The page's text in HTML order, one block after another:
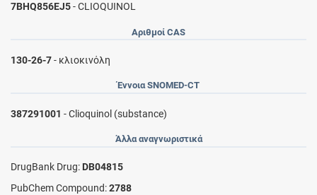
7BHQ856EJ5- CLIOQUINOL
Αριθμοί CAS
130-26-7- κλιοκινόλη
Έννοια SNOMED-CT
387291001 - Clioquinol (substance)
Άλλα αναγνωριστικά
DrugBank Drug: DB04815
PubChem Compound:2788